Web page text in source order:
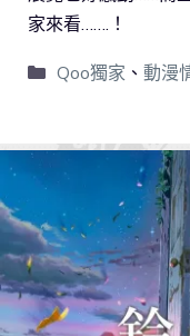
家來看…….！
Qoo獨家 、 動漫